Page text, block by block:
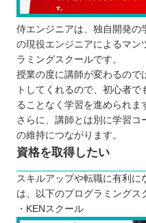
侍エンジニアは、独自開発の
の現役エンジニアによるマン
ラミングスクールです。
授業の度に講師が変わるので
トしてくれるので、初心者
ることなく学習を進められま
さらに、講師とは別に学習コ
の維持につながります。
資格を取得したい
スキルアップや転職に有利に
は、以下のプログラミングス
・KENスクール